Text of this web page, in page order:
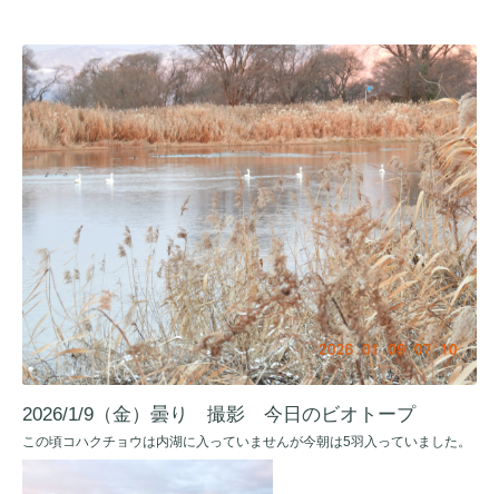
2026/1/9（金）曇り 撮影 今日のビオトープ
この頃コハクチョウは内湖に入っていませんが今朝は5羽入っていました。